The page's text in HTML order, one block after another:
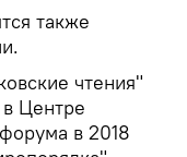
также
чтения"
Центре
в 2018